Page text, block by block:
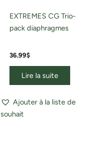
EXTREMES CG Trio-
pack diaphragmes
36.99$
Lire la suite
Ajouter à la liste de
souhait